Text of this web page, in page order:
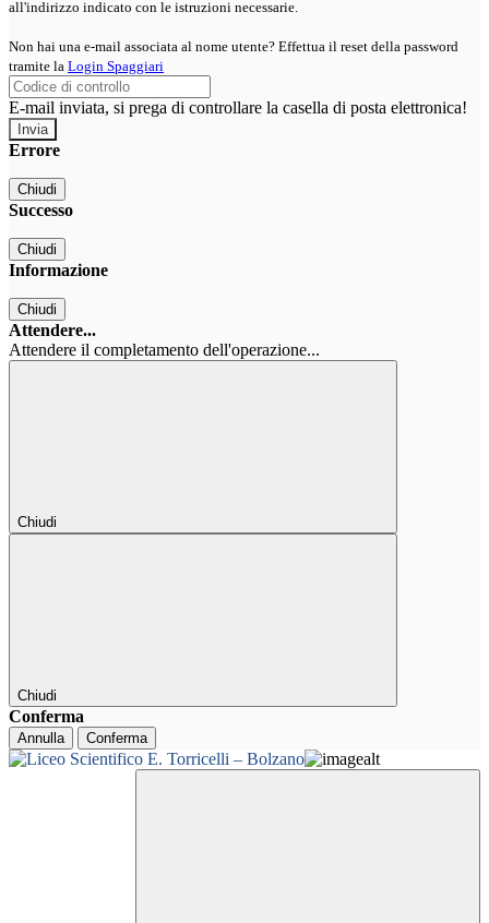
all'indirizzo indicato con le istruzioni necessarie.
Non hai una e-mail associata al nome utente? Effettua il reset della password
tramite la Login Spaggiari
E-mail inviata, si prega di controllare la casella di posta elettronica!
Errore
Chiudi
Successo
Chiudi
Informazione
Chiudi
Attendere...
Attendere il completamento dell'operazione...
Chiudi
Chiudi
Conferma
Annulla Conferma